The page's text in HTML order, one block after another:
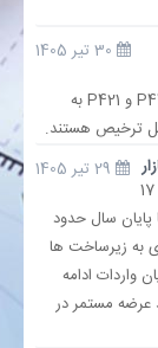
خودروهای وارداتی جدید خبر داد و گفت: خودروهای P441 و P421 به
ترخیص هستند.
مدیرکل دفتر خودروی وزارت صمت با بیان اینکه تاکنون 17
سال حدود
به زیرساخت ها
واردات ادامه
عرضه مستمر در